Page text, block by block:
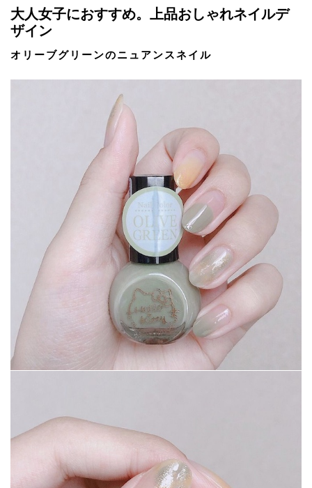
大人女子におすすめ。上品おしゃれネイルデ
ザイン
オリーブグリーンのニュアンスネイル